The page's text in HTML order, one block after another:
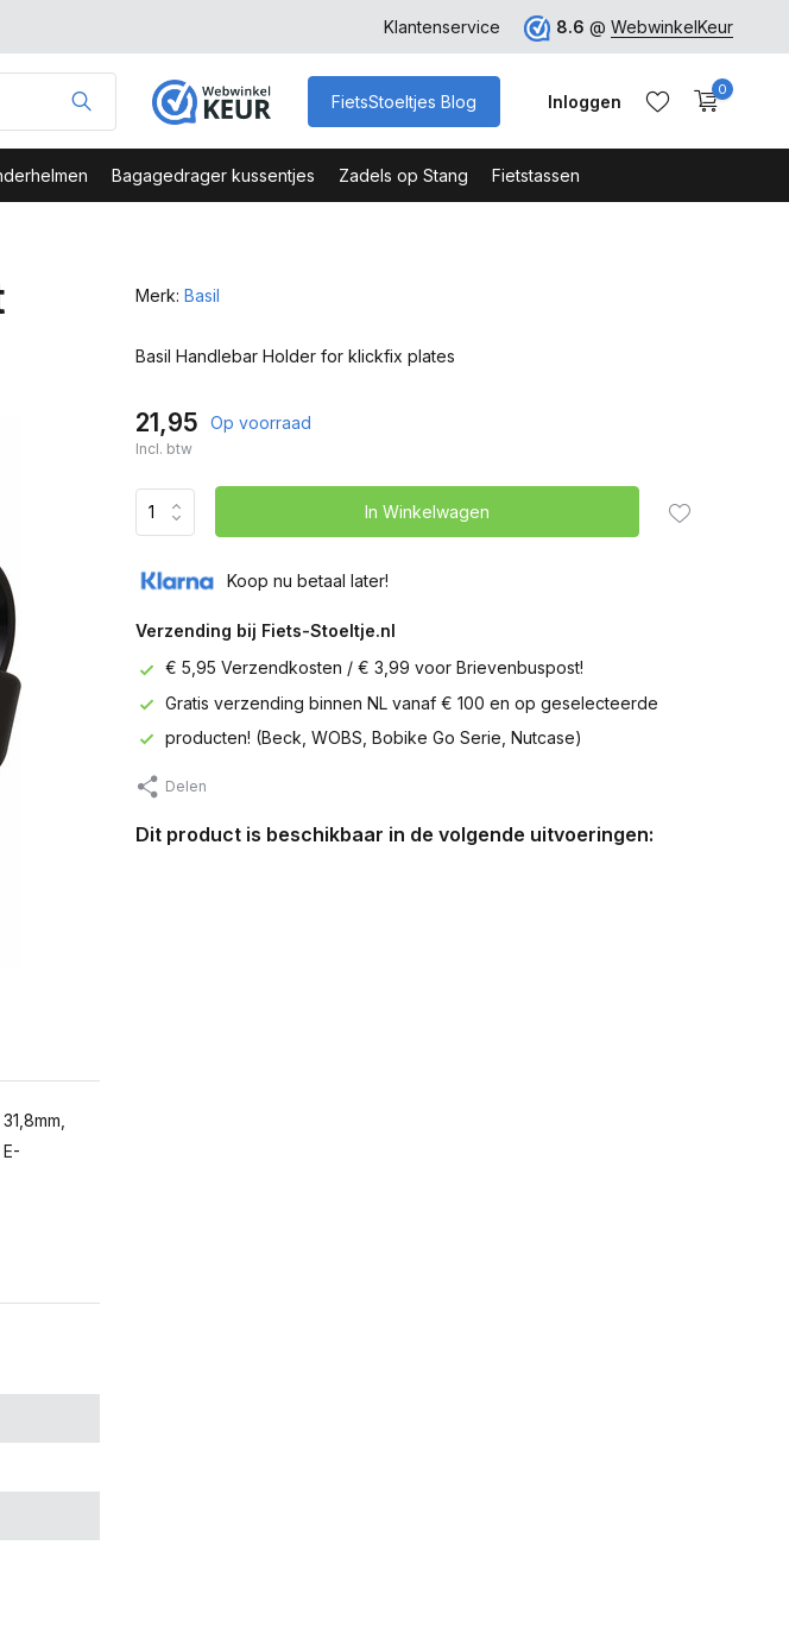
binnen NL vanaf 100 euro Veilig Bestellen - Webshop Keurmerk
Klantenservice 8.6 @ WebwinkelKeur
FietsStoeltjes Blog Inloggen
0
Bagagedrager kussentjes Zadels op Stang Fietstassen
Merk: Basil
Basil Handlebar Holder for klickfix plates
21,95 Op voorraad
Incl. btw
In Winkelwagen
Koop nu betaal later!
Verzending bij Fiets-Stoeltje.nl
€ 5,95 Verzendkosten / € 3,99 voor Brievenbuspost!
Gratis verzending binnen NL vanaf € 100 en op geselecteerde
producten! (Beck, WOBS, Bobike Go Serie, Nutcase)
Delen
Dit product is beschikbaar in de volgende uitvoeringen: